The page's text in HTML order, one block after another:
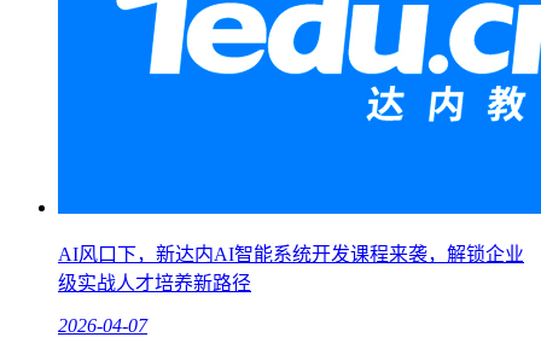
AI风口下，新达内AI智能系统开发课程来袭，解锁企业
级实战人才培养新路径
2026-04-07